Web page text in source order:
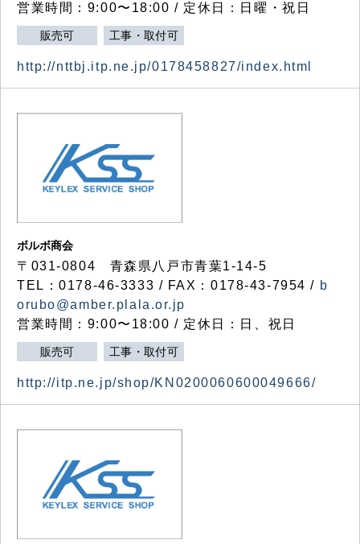
営業時間：9:00〜18:00 / 定休日：日曜・祝日
販売可 工事・取付可
http://nttbj.itp.ne.jp/0178458827/index.html
ボルボ商会
〒031-0804 青森県八戸市青葉1-14-5
TEL：0178-46-3333 / FAX：0178-43-7954 / b
orubo@amber.plala.or.jp
営業時間：9:00〜18:00 / 定休日：日、祝日
販売可 工事・取付可
http://itp.ne.jp/shop/KN0200060600049666/